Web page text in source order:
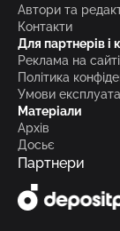
Автори та
Контакти
Для партнерів і
Реклама на сайті
Політика
Умови
Матеріали
Архів
Досьє
Партнери